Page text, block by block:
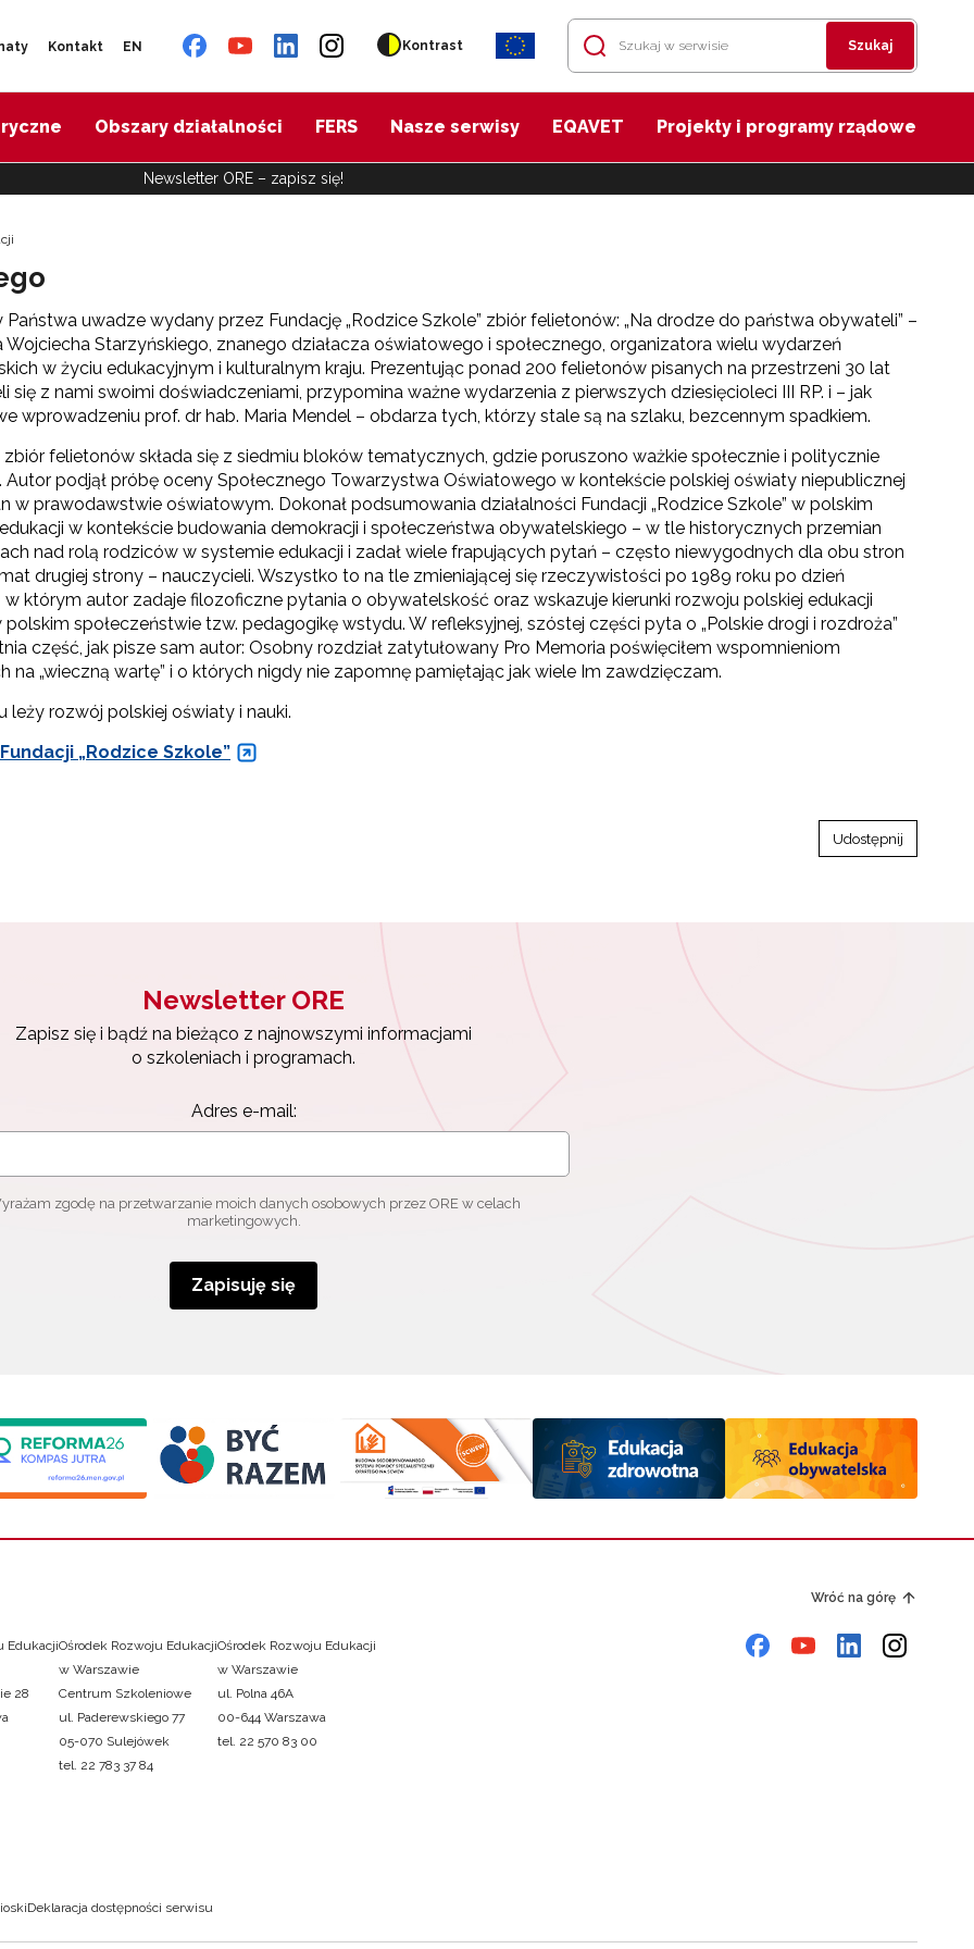
Kontakt EN Kontrast Szukaj
Obszary działalności FERS Nasze serwisy EQAVET Projekty i programy rządowe
Newsletter ORE – zapisz się!
Państwa uwadze wydany przez Fundację „Rodzice Szkole” zbiór felietonów: „Na drodze do państwa obywateli” –
Starzyńskiego, znanego działacza oświatowego i społecznego, organizatora wielu wydarzeń
w życiu edukacyjnym i kulturalnym kraju. Prezentując ponad 200 felietonów pisanych na przestrzeni 30 lat
się z nami swoimi doświadczeniami, przypomina ważne wydarzenia z pierwszych dziesięcioleci III RP. i – jak
wprowadzeniu prof. dr hab. Maria Mendel – obdarza tych, którzy stale są na szlaku, bezcennym spadkiem.
felietonów składa się z siedmiu bloków tematycznych, gdzie poruszono ważkie społecznie i politycznie
Autor podjął próbę oceny Społecznego Towarzystwa Oświatowego w kontekście polskiej oświaty niepublicznej
w prawodawstwie oświatowym. Dokonał podsumowania działalności Fundacji „Rodzice Szkole” w polskim
w kontekście budowania demokracji i społeczeństwa obywatelskiego – w tle historycznych przemian
nad rolą rodziców w systemie edukacji i zadał wiele frapujących pytań – często niewygodnych dla obu stron
drugiej strony – nauczycieli. Wszystko to na tle zmieniającej się rzeczywistości po 1989 roku po dzień
w którym autor zadaje filozoficzne pytania o obywatelskość oraz wskazuje kierunki rozwoju polskiej edukacji
społeczeństwie tzw. pedagogikę wstydu. W refleksyjnej, szóstej części pyta o „Polskie drogi i rozdroża”
część, jak pisze sam autor: Osobny rozdział zatytułowany Pro Memoria poświęciłem wspomnieniom
„wieczną wartę” i o których nigdy nie zapomnę pamiętając jak wiele Im zawdzięczam.
rozwój polskiej oświaty i nauki.
„Rodzice Szkole”
Udostępnij
Newsletter ORE
Zapisz się i bądź na bieżąco z najnowszymi informacjami
o szkoleniach i programach.
Adres e-mail:
zgodę na przetwarzanie moich danych osobowych przez ORE w celach
marketingowych.
Zapisuję się
Wróć na górę
Edukacji
28
Ośrodek Rozwoju Edukacji
w Warszawie
Centrum Szkoleniowe
ul. Paderewskiego 77
05-070 Sulejówek
tel. 22 783 37 84
Ośrodek Rozwoju Edukacji
w Warszawie
ul. Polna 46A
00-644 Warszawa
tel. 22 570 83 00
Deklaracja dostępności serwisu